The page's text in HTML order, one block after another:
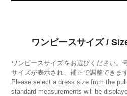
ワンピースサイズ /
ワンピースサイズをお選びください。
サイズが表示され、補正で調整できます
Please select a dress size from the
standard measurements will be